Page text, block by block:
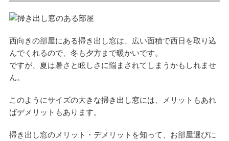
西向きの部屋にある掃き出し窓は、広い面積で西日を取り込
んでくれるので、冬も夕方まで暖かいです。
ですが、夏は暑さと眩しさに悩まされてしまうかもしれませ
ん。
このようにサイズの大きな掃き出し窓には、メリットもあれ
ばデメリットもあります。
掃き出し窓のメリット・デメリットを知って、お部屋選びに